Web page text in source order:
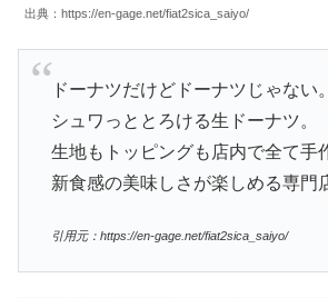
出典：https://en-gage.net/fiat2sica_saiyo/
ドーナツだけどドーナツじゃない。
シュワっととろける生ドーナツ。
生地もトッピングも店内で全て手
新食感の美味しさが楽しめる専門
引用元：https://en-gage.net/fiat2sica_saiyo/